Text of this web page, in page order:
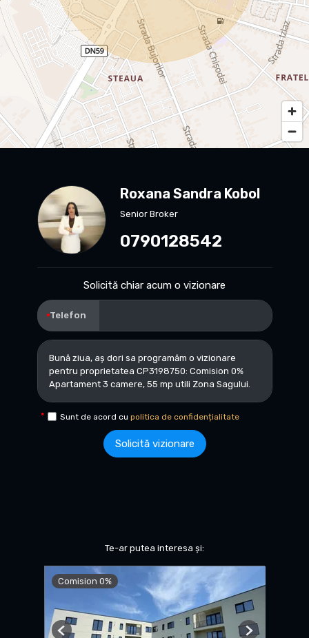
Roxana Sandra Kobol
Senior Broker
0790128542
Solicită chiar acum o vizionare
Telefon
Sunt de acord cu politica de confidențialitate
Solicită vizionare
Te-ar putea interesa și:
Comision 0%
Previous Next